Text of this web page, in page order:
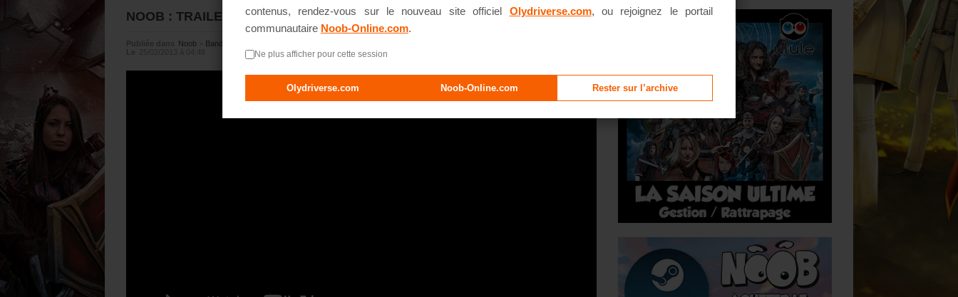
contenus, rendez-vous sur le nouveau site officiel Olydriverse.com, ou rejoignez le portail
communautaire Noob-Online.com.
Ne plus afficher pour cette session
Olydriverse.com Noob-Online.com Rester sur l’archive
NOOB : TRAILER : SAISON 5
Noob
Bandes Annonces